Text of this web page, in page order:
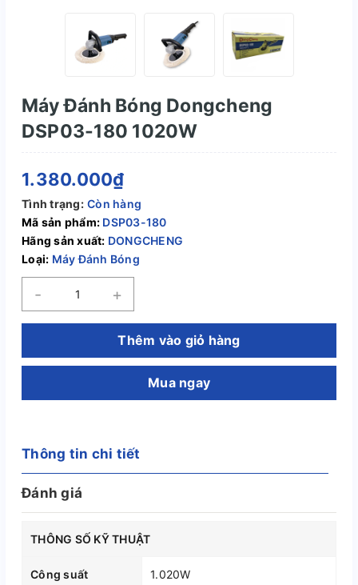
Máy Đánh Bóng Dongcheng
DSP03-180 1020W
1.380.000₫
Tình trạng: Còn hàng
Mã sản phẩm: DSP03-180
Hãng sản xuất: DONGCHENG
Loại: Máy Đánh Bóng
- +
Thêm vào giỏ hàng
Mua ngay
Thông tin chi tiết
Đánh giá
THÔNG SỐ KỸ THUẬT
Công suất 1.020W